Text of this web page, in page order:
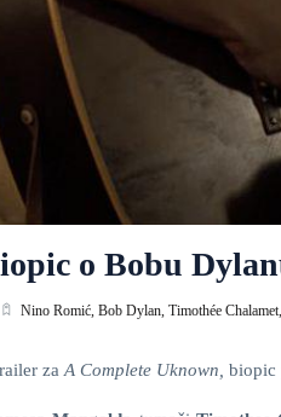
o Bobu
Nino Romić, Bob Dylan, Timothée Chalamet,
za A Complete Uknown, biopic